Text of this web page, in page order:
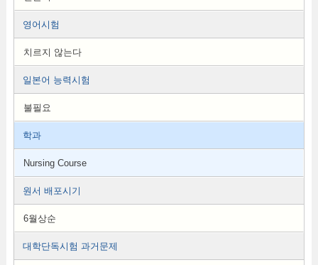
영어시험
치르지 않는다
일본어 능력시험
불필요
학과
Nursing Course
원서 배포시기
6월상순
대학단독시험 과거문제